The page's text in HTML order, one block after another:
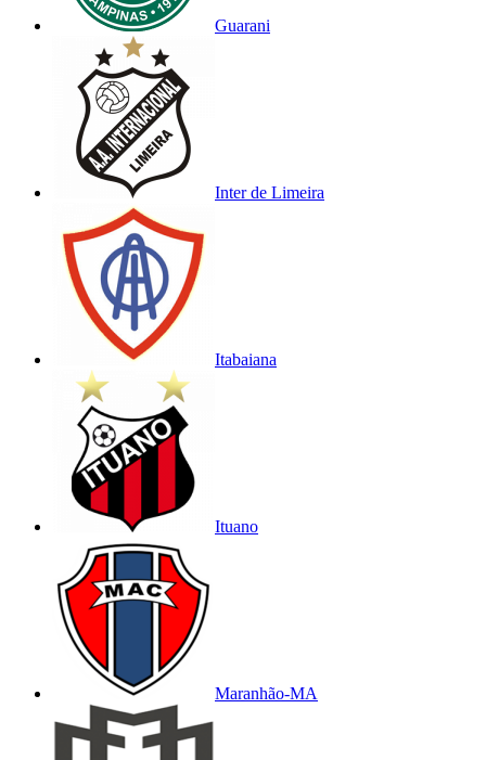
Guarani
Inter de Limeira
Itabaiana
Ituano
Maranhão-MA